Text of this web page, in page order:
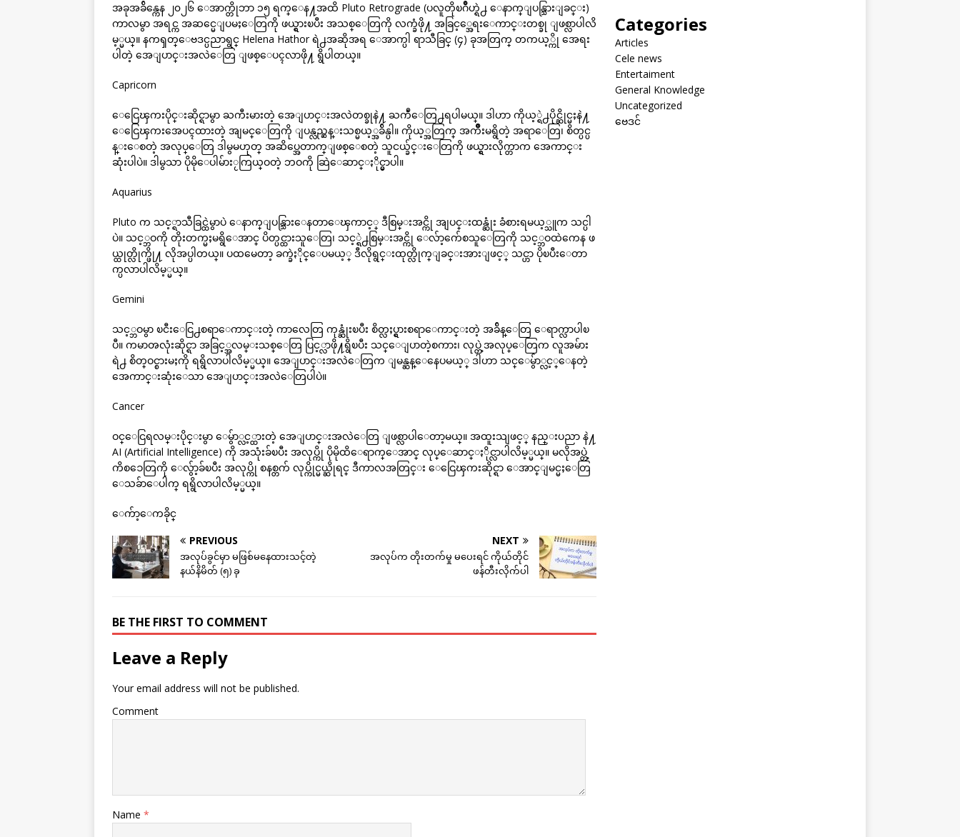
အခုအခ်ိန္ကေန ၂၀၂၆ ေအာက္တိုဘာ ၁၅ ရက္ေန႔အထိ Pluto Retrograde (ပလူတိုၿဂိဳဟ္ရဲ႕ ေနာက္ျပန္သြားျခင္း)
ကာလမွာ အရင္က အဆင္မေျပမႈေတြကို ဖယ္ရွားၿပီး အသစ္ေတြကို လက္ခံဖို႔ အခြင့္အေရးေကာင္းတစ္ခု ျဖစ္လာပါလိ
မ့္မယ္။ နကၡတ္ေဗဒင္ပညာရွင္ Helena Hathor ရဲ႕အဆိုအရ ေအာက္ပါ ရာသီခြင္ (၄) ခုအတြက္ တကယ့္ကို အေရး
ပါတဲ့ အေျပာင္းအလဲေတြ ျဖစ္ေပၚလာဖို႔ ရွိပါတယ္။
Capricorn
ေငြေၾကးပိုင္းဆိုင္ရာမွာ ႀကီးမားတဲ့ အေျပာင္းအလဲတစ္ခုနဲ႔ ႀကဳံေတြ႕ရပါမယ္။ ဒါဟာ ကိုယ့္ရဲ႕ပိုင္ဆိုင္မႈနဲ႔
ေငြေၾကးအေပၚထားတဲ့ အျမင္ေတြကို ျပန္လည္ဆန္းသစ္မယ့္အခ်ိန္ပါ။ ကိုယ့္အတြက္ အက်ိဳးမရွိတဲ့ အရာေတြ၊ စိတ္ပင္ပ
န္းေစတဲ့ အလုပ္ေတြ ဒါမွမဟုတ္ အဆိပ္အေတာက္ျဖစ္ေစတဲ့ သူငယ္ခ်င္းေတြကို ဖယ္ရွားလိုက္တာက အေကာင္း
ဆုံးပါပဲ။ ဒါမွသာ ပိုမိုေပါမ်ားႂကြယ္ဝတဲ့ ဘဝကို ဆြဲေဆာင္ႏိုင္မွာပါ။
Aquarius
Pluto က သင့္ရာသီခြင္ထဲမွာပဲ ေနာက္ျပန္သြားေနတာေၾကာင့္ ဒီစြမ္းအင္ကို အျပင္းထန္ဆုံး ခံစားရမယ့္သူက သင္ပါ
ပဲ။ သင့္ဘဝကို တိုးတက္မႈမရွိေအာင္ ပိတ္ပင္ထားသူေတြ၊ သင့္ရဲ႕စြမ္းအင္ကို ေလ်ာ့က်ေစသူေတြကို သင့္ဘဝထဲကေန ဖ
ယ္ထုတ္လိုက္ဖို႔ လိုအပ္ပါတယ္။ ပထမေတာ့ ခက္ခဲႏိုင္ေပမယ့္ ဒီလိုရွင္းထုတ္လိုက္ျခင္းအားျဖင့္ သင္ဟာ ပိုၿပီးေတာ
က္ပလာပါလိမ့္မယ္။
Gemini
သင့္ဘဝမွာ ၿငီးေငြ႕စရာေကာင္းတဲ့ ကာလေတြ ကုန္ဆုံးၿပီး စိတ္လႈပ္ရွားစရာေကာင္းတဲ့ အခ်ိန္ေတြ ေရာက္လာပါၿ
ပီ။ ကမာၻလုံးဆိုင္ရာ အခြင့္အလမ္းသစ္ေတြ ပြင့္လာဖို႔ရွိၿပီး သင္ေျပာတဲ့စကား၊ လုပ္တဲ့အလုပ္ေတြက လူအမ်ား
ရဲ႕ စိတ္ဝင္စားမႈကို ရရွိလာပါလိမ့္မယ္။ အေျပာင္းအလဲေတြက ျမန္ဆန္ေနေပမယ့္ ဒါဟာ သင္ေမွ်ာ္လင့္ေနတဲ့
အေကာင္းဆုံးေသာ အေျပာင္းအလဲေတြပါပဲ။
Cancer
ဝင္ေငြရလမ္းပိုင္းမွာ ေမွ်ာ္လင့္ထားတဲ့ အေျပာင္းအလဲေတြ ျဖစ္လာပါေတာ့မယ္။ အထူးသျဖင့္ နည္းပညာ နဲ႔
AI (Artificial Intelligence) ကို အသုံးခ်ၿပီး အလုပ္ကို ပိုမိုထိေရာက္ေအာင္ လုပ္ေဆာင္ႏိုင္လာပါလိမ့္မယ္။ မလိုအပ္တဲ့
ကိစၥေတြကို ေလွ်ာ့ခ်ၿပီး အလုပ္ကို စနစ္တက် လုပ္ကိုင္မယ္ဆိုရင္ ဒီကာလအတြင္း ေငြေၾကးဆိုင္ရာ ေအာင္ျမင္မႈေတြ
ေသခ်ာေပါက္ ရရွိလာပါလိမ့္မယ္။
ေက်ာ့ေကခိုင္
PREVIOUS
အလုပ်ခွင်မှာ မဖြစ်မနေထားသင့်တဲ့
နယ်နိမိတ် (၅) ခု
NEXT
အလုပ်က တိုးတက်မှု မပေးရင် ကိုယ်တိုင်
ဖန်တီးလိုက်ပါ
BE THE FIRST TO COMMENT
Leave a Reply
Your email address will not be published.
Comment
Name *
Categories
Articles
Cele news
Entertaiment
General Knowledge
Uncategorized
ဗေဒင်